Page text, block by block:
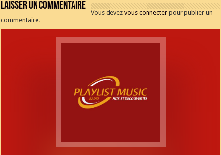
Laisser un commentaire
Vous devezvous connecter pour publier un
commentaire.